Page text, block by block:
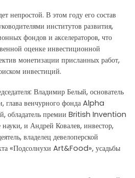
непростой. В этом году его состав
институтов развития,
фондов и акселераторов, что
оценке инвестиционной
монетизации присланных работ,
инвестиций.
Владимир Белый, основатель
глава венчурного фонда Alpha
премии British Invention
и Андрей Ковалев, инвестор,
владелец девелоперской
«Подсолнухи Art&Food», усадьбы